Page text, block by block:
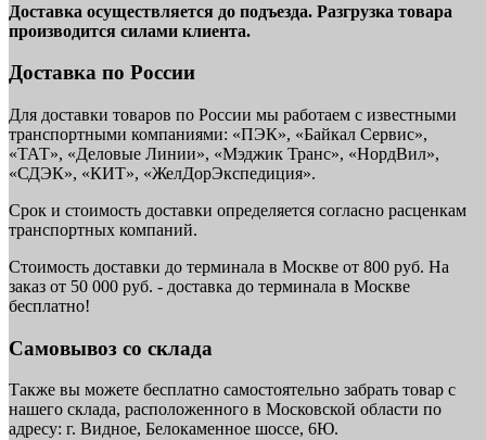
Доставка осуществляется до подъезда. Разгрузка товара
производится силами клиента.
Доставка по России
Для доставки товаров по России мы работаем с известными
транспортными компаниями: «ПЭК», «Байкал Сервис»,
«ТАТ», «Деловые Линии», «Мэджик Транс», «НордВил»,
«СДЭК», «КИТ», «ЖелДорЭкспедиция».
Срок и стоимость доставки определяется согласно расценкам
транспортных компаний.
Стоимость доставки до терминала в Москве от 800 руб. На
заказ от 50 000 руб. - доставка до терминала в Москве
бесплатно!
Самовывоз со склада
Также вы можете бесплатно самостоятельно забрать товар с
нашего склада, расположенного в Московской области по
адресу: г. Видное, Белокаменное шоссе, 6Ю.